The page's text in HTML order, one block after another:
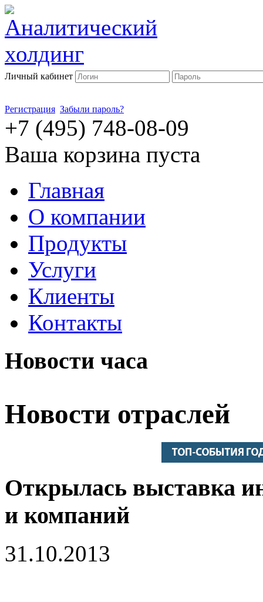
Личный кабинет
Регистрация Забыли пароль?
+7 (495) 748-08-09
Ваша корзина пуста
Главная
О компании
Продукты
Услуги
Клиенты
Контакты
Новости часа
Новости отраслей
Открылась выставка
и компаний
31.10.2013